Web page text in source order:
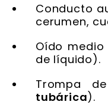
Conducto
cerumen,
Oído medio
de líquido).
Trompa
tubárica).